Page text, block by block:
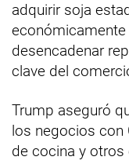
adquirir soja
económicamente
desencadenar
clave del
Trump aseguró
los negocios con
de cocina y